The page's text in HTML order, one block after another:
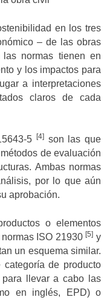
en los tres
– de las obras
normas tienen en
y los impactos para
a interpretaciones
claros de cada
5[4]
son las que
de evaluación
Ambas normas
por lo que aún
aprobación.
o elementos
ISO 21930[5] y
un esquema similar.
de producto
llevar a cabo las
en inglés, EPD) o